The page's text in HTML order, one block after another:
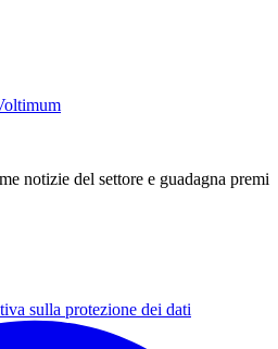
notizie del settore e guadagna premi
sulla protezione dei dati